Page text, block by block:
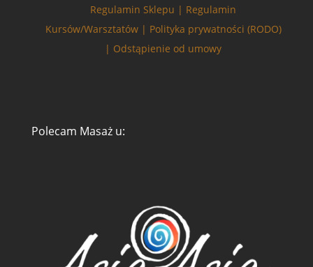
Zarządzaj zgodą
Aby zapewnić jak najlepsze wrażenia, korzystamy z technologii, takich jak
pliki cookie, do przechowywania i/lub uzyskiwania dostępu do informacji o
Regulamin Sklepu | Regulamin
Kursów/Warsztatów | Polityka prywatności (RODO)
| Odstąpienie od umowy
Polecam Masaż u: